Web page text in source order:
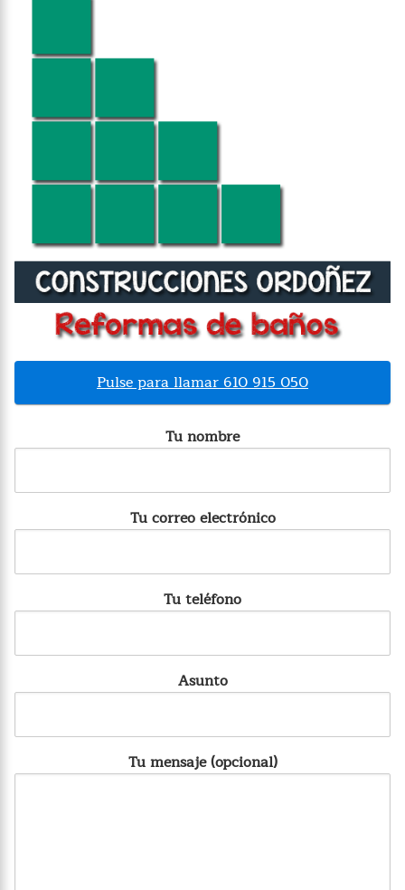
Pulse para llamar 610 915 050
Tu nombre
Tu correo electrónico
Tu teléfono
Asunto
Tu mensaje (opcional)